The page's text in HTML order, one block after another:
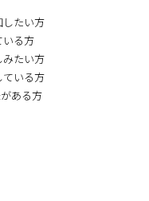
したい方
いる方
たい方
いる方
ある方